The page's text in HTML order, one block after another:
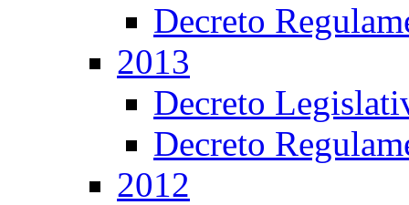
Decreto
2013
Decreto
Decreto
2012